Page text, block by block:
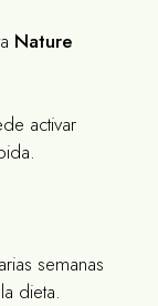
Nature
activar
semanas
dieta.